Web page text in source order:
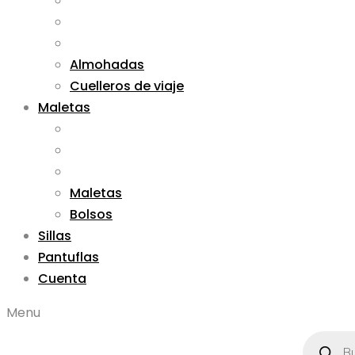
Almohadas
Cuelleros de viaje
Maletas
Maletas
Bolsos
Sillas
Pantuflas
Cuenta
Menu